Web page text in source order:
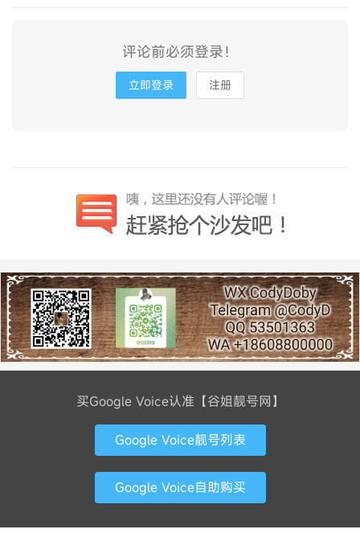
评论前必须登录！
立即登录 注册
买Google Voice认准【谷姐靓号网】
Google Voice靓号列表
Google Voice自助购买